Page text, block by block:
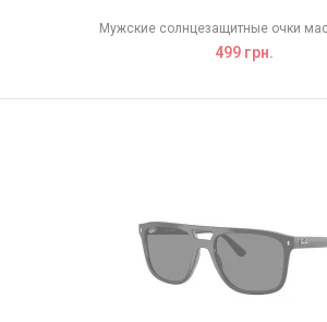
Мужские солнцезащитные очки
499 грн.